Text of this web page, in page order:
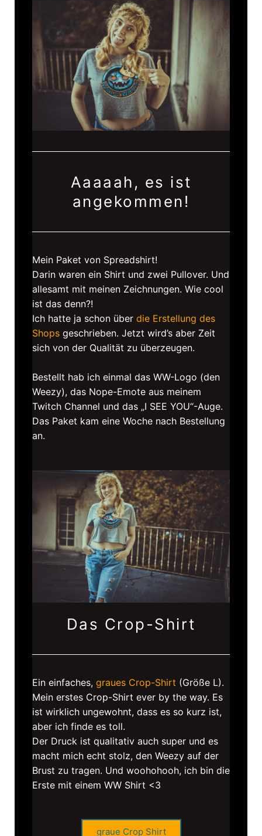
Aaaaah, es ist
angekommen!
Mein Paket von Spreadshirt!
Darin waren ein Shirt und zwei Pullover. Und
allesamt mit meinen Zeichnungen. Wie cool
ist das denn?!
Ich hatte ja schon über die Erstellung des
Shopsgeschrieben. Jetzt wird’s aber Zeit
sich von der Qualität zu überzeugen.
Bestellt hab ich einmal das WW-Logo (den
Weezy), das Nope-Emote aus meinem
Twitch Channel und das „I SEE YOU“-Auge.
Das Paket kam eine Woche nach Bestellung
an.
Das Crop-Shirt
Ein einfaches, graues Crop-Shirt (Größe L).
Mein erstes Crop-Shirt ever by the way. Es
ist wirklich ungewohnt, dass es so kurz ist,
aber ich finde es toll.
Der Druck ist qualitativ auch super und es
macht mich echt stolz, den Weezy auf der
Brust zu tragen. Und woohohooh, ich bin die
Erste mit einem WW Shirt <3
graue Crop Shirt